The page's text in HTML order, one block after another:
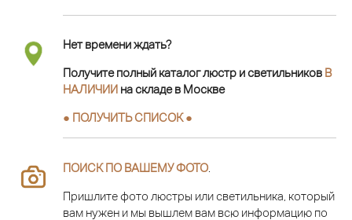
Нет времени ждать?
Получите полный каталог люстр и светильников В
НАЛИЧИИ на складе в Москве
● ПОЛУЧИТЬ СПИСОК ●
ПОИСК ПО ВАШЕМУ ФОТО
Пришлите фото люстры или светильника, который
вам нужен и мы вышлем вам всю информацию по